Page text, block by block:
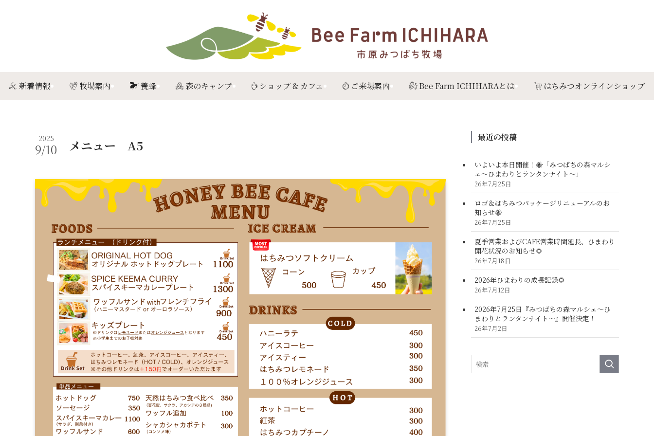
新着情報 牧場案内 養蜂 森のキャンプ ショップ & カフェ ご来場案内 Bee Farm ICHIHARAとは はちみつオンラインショップ
メニュー A5
2025
9/10
最近の投稿
いよいよ本日開催！🐝「みつばちの森マルシ
ェ〜ひまわりとランタンナイト〜」
26年7月25日
ロゴ＆はちみつパッケージリニューアルのお
知らせ🐝
26年7月25日
夏季営業およびCAFE営業時間延長、ひまわり
開花状況のお知らせ🌻
26年7月18日
2026年ひまわりの成長記録🌻
26年7月12日
2026年7月25日『みつばちの森マルシェ～ひ
まわりとランタンナイト～』開催決定！
26年7月2日